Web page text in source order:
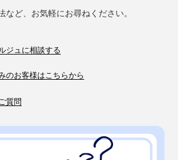
など、お気軽にお尋ねください。
ジュに相談する
のお客様はこちらから
質問